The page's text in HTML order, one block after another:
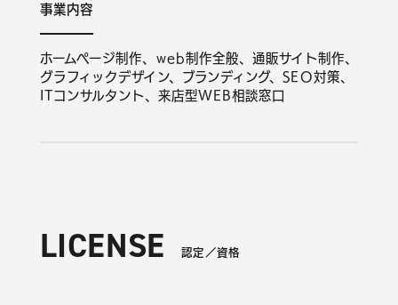
事業内容
ホームページ制作、web制作全般、通販サイト制作、
グラフィックデザイン、ブランディング、SEO対策、
ITコンサルタント、来店型WEB相談窓口
LICENSE 認定／資格